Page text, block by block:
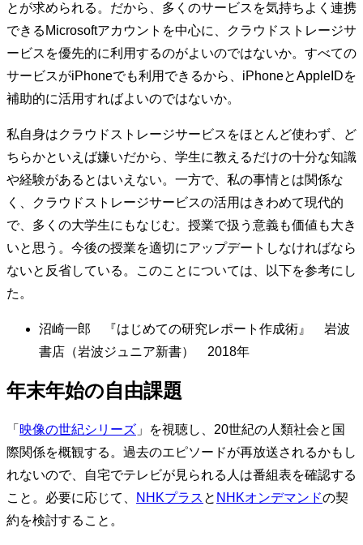
とが求められる。だから、多くのサービスを気持ちよく連携
できるMicrosoftアカウントを中心に、クラウドストレージサ
ービスを優先的に利用するのがよいのではないか。すべての
サービスがiPhoneでも利用できるから、iPhoneとAppleIDを
補助的に活用すればよいのではないか。
私自身はクラウドストレージサービスをほとんど使わず、ど
ちらかといえば嫌いだから、学生に教えるだけの十分な知識
や経験があるとはいえない。一方で、私の事情とは関係な
く、クラウドストレージサービスの活用はきわめて現代的
で、多くの大学生にもなじむ。授業で扱う意義も価値も大き
いと思う。今後の授業を適切にアップデートしなければなら
ないと反省している。このことについては、以下を参考にし
た。
沼崎一郎 『はじめての研究レポート作成術』 岩波
書店（岩波ジュニア新書） 2018年
年末年始の自由課題
「 映像の世紀シリーズ 」を視聴し、20世紀の人類社会と国
際関係を概観する。過去のエピソードが再放送されるかもし
れないので、自宅でテレビが見られる人は番組表を確認する
こと。必要に応じて、
NHKプラス と NHKオンデマンドの契
約を検討すること。